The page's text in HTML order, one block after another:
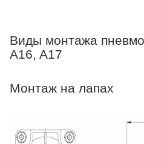
Виды монтажа
A16, A17
Монтаж на лапах